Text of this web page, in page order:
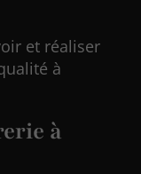
et réaliser
à
à